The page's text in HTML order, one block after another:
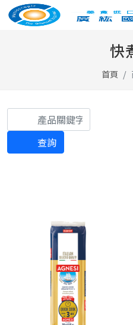
快
首頁